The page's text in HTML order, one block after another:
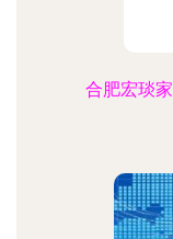
合肥宏琰